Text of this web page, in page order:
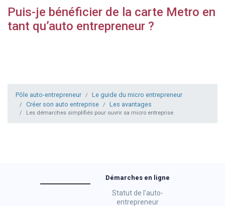
Puis-je bénéficier de la carte Metro en
tant qu’auto entrepreneur ?
Pôle auto-entrepreneur
Le guide du micro entrepreneur
Créer son auto entreprise
Les avantages
Les démarches simplifiés pour ouvrir sa micro entreprise
Démarches en ligne
Statut de l'auto-
entrepreneur